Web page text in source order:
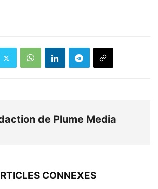
de Plume Media
CONNEXES